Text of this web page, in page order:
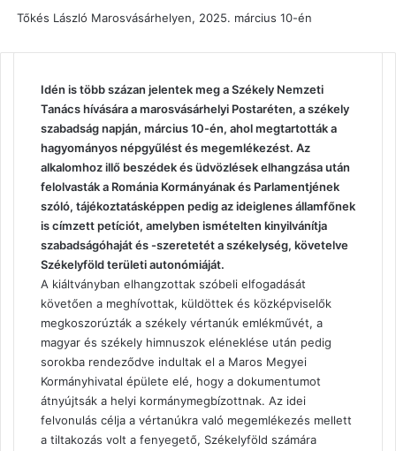
Tőkés László Marosvásárhelyen, 2025. március 10-én
Idén is több százan jelentek meg a Székely Nemzeti
Tanács hívására a marosvásárhelyi Postaréten, a székely
szabadság napján, március 10-én, ahol megtartották a
hagyományos népgyűlést és megemlékezést. Az
alkalomhoz illő beszédek és üdvözlések elhangzása után
felolvasták a Románia Kormányának és Parlamentjének
szóló, tájékoztatásképpen pedig az ideiglenes államfőnek
is címzett petíciót, amelyben ismételten kinyilvánítja
szabadságóhaját és -szeretetét a székelység, követelve
Székelyföld területi autonómiáját.
A kiáltványban elhangzottak szóbeli elfogadását
követően a meghívottak, küldöttek és közképviselők
megkoszorúzták a székely vértanúk emlékművét, a
magyar és székely himnuszok eléneklése után pedig
sorokba rendeződve indultak el a Maros Megyei
Kormányhivatal épülete elé, hogy a dokumentumot
átnyújtsák a helyi kormánymegbízottnak. Az idei
felvonulás célja a vértanúkra való megemlékezés mellett
a tiltakozás volt a fenyegető, Székelyföld számára